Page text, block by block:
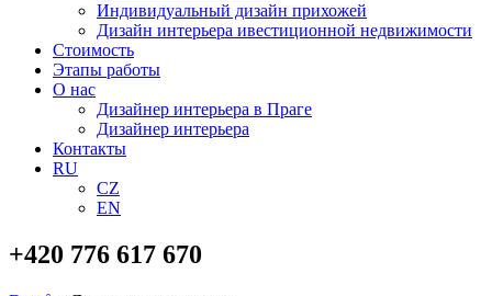
Индивидуальный дизайн прихожей
Дизайн интерьера ивестиционной недвижимости
Стоимость
Этапы работы
О нас
Дизайнер интерьера в Праге
Дизайнер интерьера
Контакты
RU
CZ
EN
+420 776 617 670